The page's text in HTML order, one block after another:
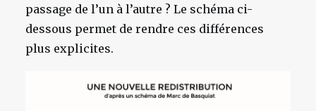
passage de l’un à l’autre ? Le schéma ci-
dessous permet de rendre ces différences
plus explicites.